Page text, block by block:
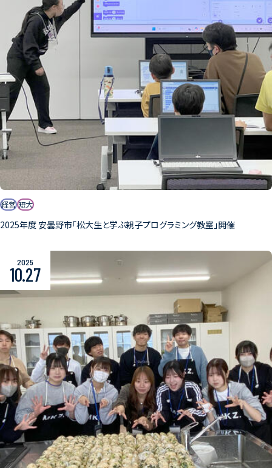
経営 短大
2025年度 安曇野市「松大生と学ぶ親子プログラミング教室」開催
2025
10.27